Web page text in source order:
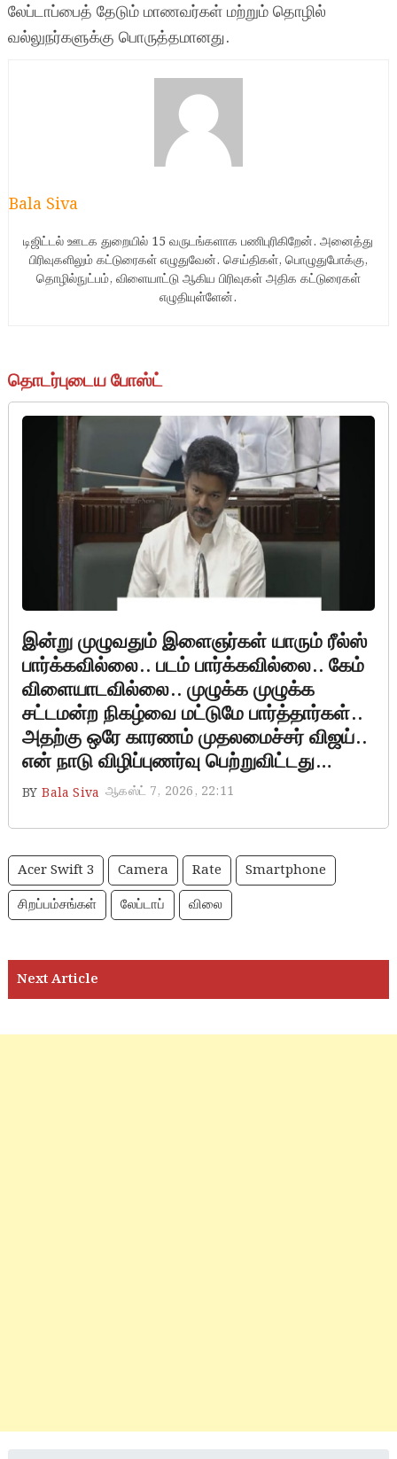
லேப்டாப்பைத் தேடும் மாணவர்கள் மற்றும் தொழில்
வல்லுநர்களுக்கு பொருத்தமானது.
Bala Siva
டிஜிட்டல் ஊடக துறையில் 15 வருடங்களாக பணிபுரிகிறேன். அனைத்து
பிரிவுகளிலும் கட்டுரைகள் எழுதுவேன். செய்திகள், பொழுதுபோக்கு,
தொழில்நுட்பம், விளையாட்டு ஆகிய பிரிவுகள் அதிக கட்டுரைகள்
எழுதியுள்ளேன்.
தொடர்புடைய போஸ்ட்
இன்று முழுவதும் இளைஞர்கள் யாரும் ரீல்ஸ்
பார்க்கவில்லை.. படம் பார்க்கவில்லை.. கேம்
விளையாடவில்லை.. முழுக்க முழுக்க
சட்டமன்ற நிகழ்வை மட்டுமே பார்த்தார்கள்..
அதற்கு ஒரே காரணம் முதலமைச்சர் விஜய்..
என் நாடு விழிப்புணர்வு பெற்றுவிட்டது…
BY Bala Siva ஆகஸ்ட் 7, 2026, 22:11
Acer Swift 3 Camera Rate
Smartphone
சிறப்பம்சங்கள்
லேப்டாப் விலை